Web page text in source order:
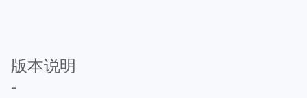
版本说明
-